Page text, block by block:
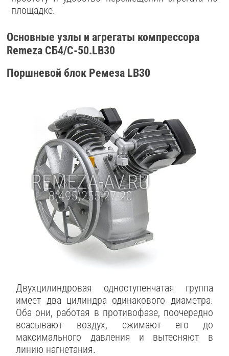
площадке.
Основные узлы и агрегаты компрессора
Remeza СБ4/С-50.LB30
Поршневой блок Ремеза LB30
Двухцилиндровая одноступенчатая группа
имеет два цилиндра одинакового диаметра.
Оба они, работая в противофазе, поочередно
всасывают воздух, сжимают его до
максимального давления и вытесняют в
линию нагнетания.